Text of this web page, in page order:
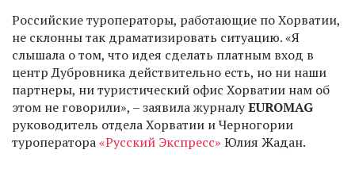
Российские туроператоры, работающие по Хорватии,
не склонны так драматизировать ситуацию. «Я
слышала о том, что идея сделать платным вход в
центр Дубровника действительно есть, но ни наши
партнеры, ни туристический офис Хорватии нам об
этом не говорили», – заявила журналуEUROMAG
руководитель отдела Хорватии и Черногории
туроператора«Русский Экспресс» Юлия Жадан.